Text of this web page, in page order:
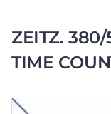
ZEITZ. 380/
TIME